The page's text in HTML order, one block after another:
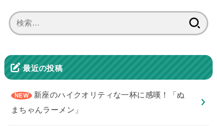
索:
最近の投稿
新座のハイクオリティな一杯に感嘆！「ぬ
まちゃんラーメン」